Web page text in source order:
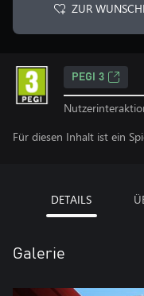
ZUR
PEGI 3
Für diesen Inhalt ist ein
DETAILS
Galerie